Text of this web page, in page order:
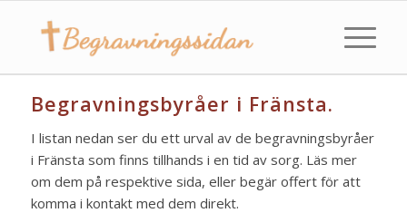
Begravningsbyråer i Fränsta.
I listan nedan ser du ett urval av de begravningsbyråer
i Fränsta som finns tillhands i en tid av sorg. Läs mer
om dem på respektive sida, eller begär offert för att
komma i kontakt med dem direkt.